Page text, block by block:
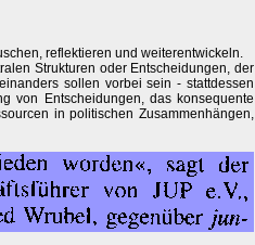
reflektieren und weiterentwickeln.
Strukturen oder Entscheidungen, der
sollen vorbei sein - stattdessen
von Entscheidungen, das konsequente
in politischen Zusammenhängen,